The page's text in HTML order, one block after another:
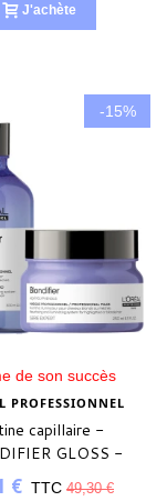
J'achète
-15%
de son succès
PROFESSIONNEL
capillaire -
GLOSS -
€ TTC 49,30 €